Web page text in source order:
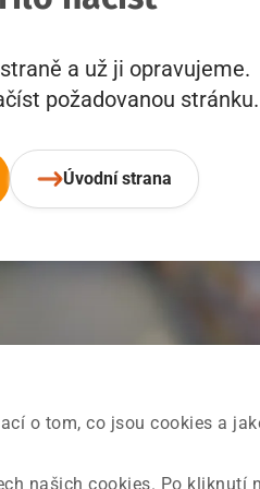
o tom, co jsou cookies a
našich cookies. Po kliknutí
a už ji opravujeme.
požadovanou stránku.
Úvodní strana